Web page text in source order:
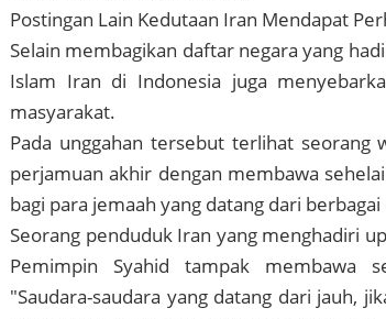
Postingan Lain Kedutaan Iran Mendapat
Selain membagikan daftar negara yang
Islam Iran di Indonesia juga
masyarakat.
Pada unggahan tersebut terlihat seorang
perjamuan akhir dengan membawa
bagi para jemaah yang datang dari
Seorang penduduk Iran yang menghadiri
Pemimpin Syahid tampak membawa
"Saudara-saudara yang datang dari jauh,